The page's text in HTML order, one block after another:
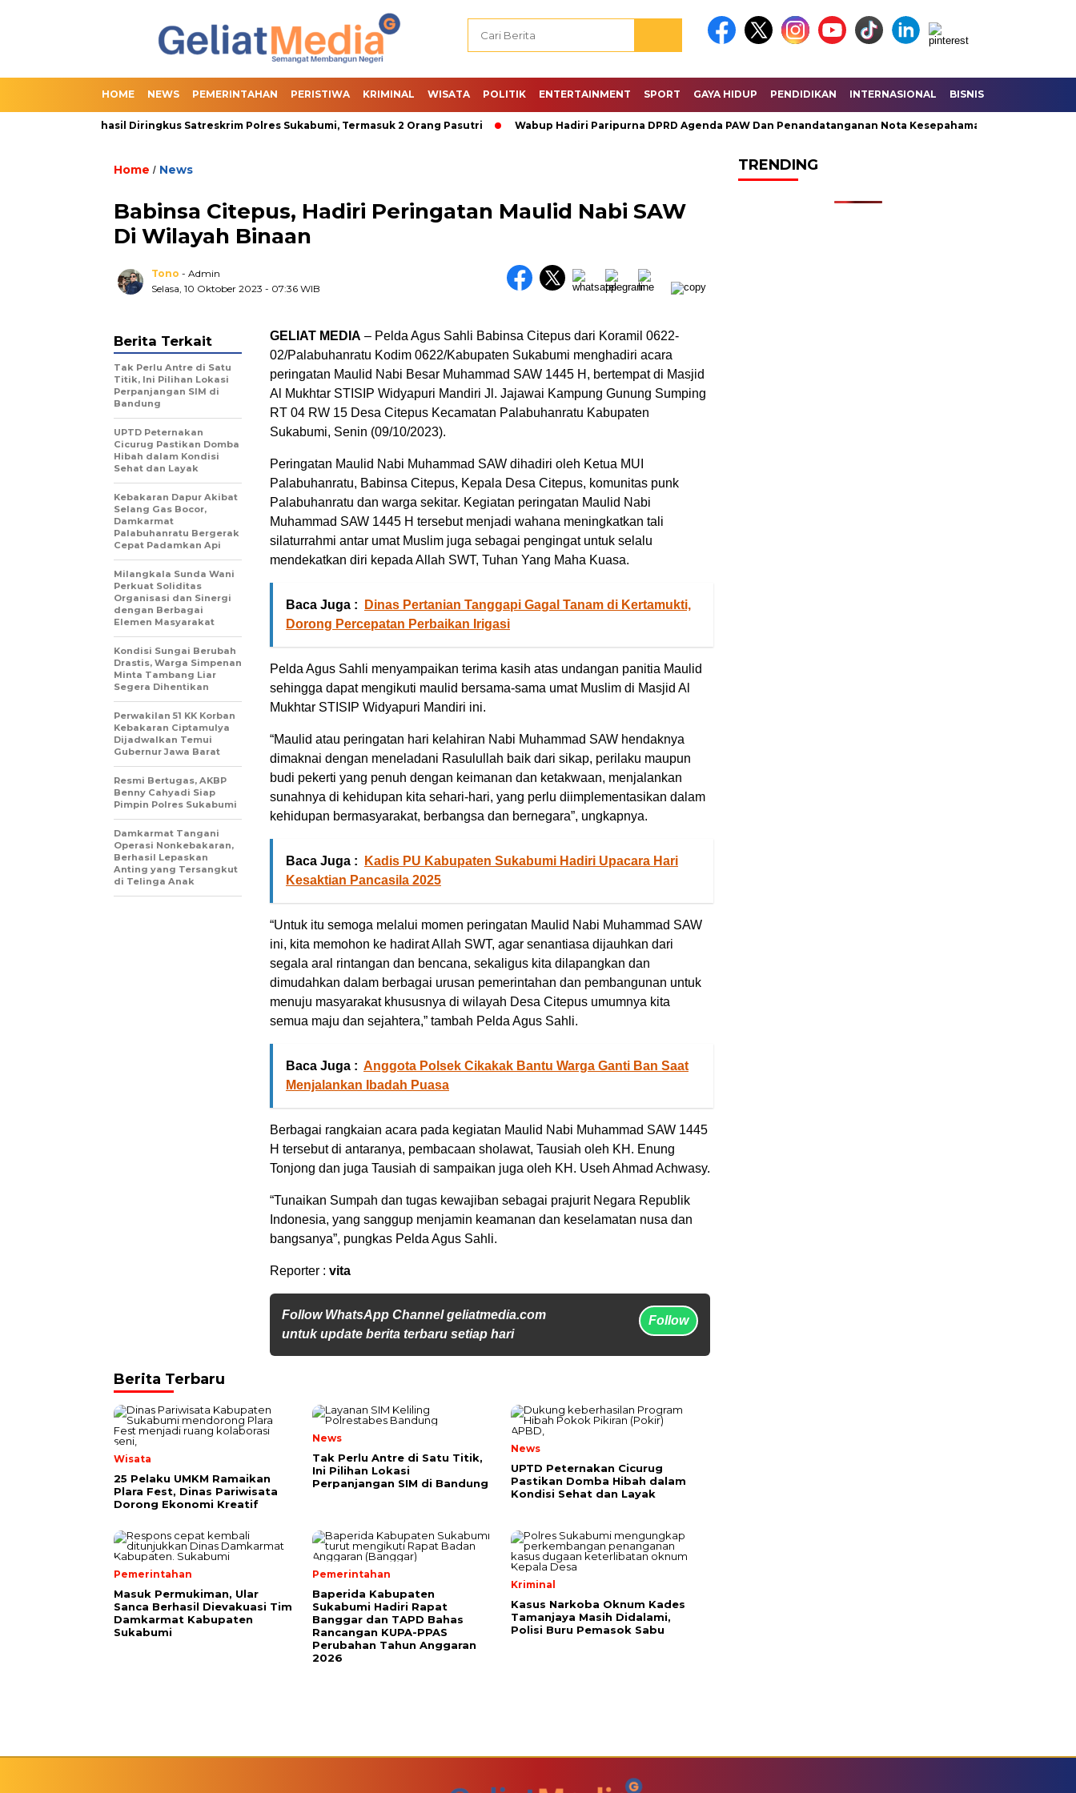
HOME NEWS PEMERINTAHAN PERISTIWA KRIMINAL WISATA POLITIK ENTERTAINMENT SPORT GAYA HIDUP PENDIDIKAN INTERNASIONAL BISNIS
Slot Berhasil Diringkus Satreskrim Polres Sukabumi, Termasuk 2 Orang Pasutri Wabup Hadiri Paripurna DPRD Agenda PAW Dan Penandatanganan Nota Kesepahaman KUA – PPAS
Home / News
Babinsa Citepus, Hadiri Peringatan Maulid Nabi SAW
Di Wilayah Binaan
Tono - Admin
Selasa, 10 Oktober 2023 - 07:36 WIB
GELIAT MEDIA – Pelda Agus Sahli Babinsa Citepus dari Koramil 0622-
02/Palabuhanratu Kodim 0622/Kabupaten Sukabumi menghadiri acara
peringatan Maulid Nabi Besar Muhammad SAW 1445 H, bertempat di Masjid
Al Mukhtar STISIP Widyapuri Mandiri Jl. Jajawai Kampung Gunung Sumping
RT 04 RW 15 Desa Citepus Kecamatan Palabuhanratu Kabupaten
Sukabumi, Senin (09/10/2023).
Peringatan Maulid Nabi Muhammad SAW dihadiri oleh Ketua MUI
Palabuhanratu, Babinsa Citepus, Kepala Desa Citepus, komunitas punk
Palabuhanratu dan warga sekitar. Kegiatan peringatan Maulid Nabi
Muhammad SAW 1445 H tersebut menjadi wahana meningkatkan tali
silaturrahmi antar umat Muslim juga sebagai pengingat untuk selalu
mendekatkan diri kepada Allah SWT, Tuhan Yang Maha Kuasa.
Baca Juga :
Dinas Pertanian Tanggapi Gagal Tanam di Kertamukti,
Dorong Percepatan Perbaikan Irigasi
Pelda Agus Sahli menyampaikan terima kasih atas undangan panitia Maulid
sehingga dapat mengikuti maulid bersama-sama umat Muslim di Masjid Al
Mukhtar STISIP Widyapuri Mandiri ini.
“Maulid atau peringatan hari kelahiran Nabi Muhammad SAW hendaknya
dimaknai dengan meneladani Rasulullah baik dari sikap, perilaku maupun
budi pekerti yang penuh dengan keimanan dan ketakwaan, menjalankan
sunahnya di kehidupan kita sehari-hari, yang perlu diimplementasikan dalam
kehidupan bermasyarakat, berbangsa dan bernegara”, ungkapnya.
Baca Juga :
Kadis PU Kabupaten Sukabumi Hadiri Upacara Hari
Kesaktian Pancasila 2025
“Untuk itu semoga melalui momen peringatan Maulid Nabi Muhammad SAW
ini, kita memohon ke hadirat Allah SWT, agar senantiasa dijauhkan dari
segala aral rintangan dan bencana, sekaligus kita dilapangkan dan
dimudahkan dalam berbagai urusan pemerintahan dan pembangunan untuk
menuju masyarakat khususnya di wilayah Desa Citepus umumnya kita
semua maju dan sejahtera,” tambah Pelda Agus Sahli.
Baca Juga : Anggota Polsek Cikakak Bantu Warga Ganti Ban Saat
Menjalankan Ibadah Puasa
Berbagai rangkaian acara pada kegiatan Maulid Nabi Muhammad SAW 1445
H tersebut di antaranya, pembacaan sholawat, Tausiah oleh KH. Enung
Tonjong dan juga Tausiah di sampaikan juga oleh KH. Useh Ahmad Achwasy.
“Tunaikan Sumpah dan tugas kewajiban sebagai prajurit Negara Republik
Indonesia, yang sanggup menjamin keamanan dan keselamatan nusa dan
bangsanya”, pungkas Pelda Agus Sahli.
Reporter : vita
Follow WhatsApp Channel geliatmedia.com
untuk update berita terbaru setiap hari
Follow
Berita Terkait
Tak Perlu Antre di Satu
Titik, Ini Pilihan Lokasi
Perpanjangan SIM di
Bandung
UPTD Peternakan
Cicurug Pastikan Domba
Hibah dalam Kondisi
Sehat dan Layak
Kebakaran Dapur Akibat
Selang Gas Bocor,
Damkarmat
Palabuhanratu Bergerak
Cepat Padamkan Api
Milangkala Sunda Wani
Perkuat Soliditas
Organisasi dan Sinergi
dengan Berbagai
Elemen Masyarakat
Kondisi Sungai Berubah
Drastis, Warga Simpenan
Minta Tambang Liar
Segera Dihentikan
Perwakilan 51 KK Korban
Kebakaran Ciptamulya
Dijadwalkan Temui
Gubernur Jawa Barat
Resmi Bertugas, AKBP
Benny Cahyadi Siap
Pimpin Polres Sukabumi
Damkarmat Tangani
Operasi Nonkebakaran,
Berhasil Lepaskan
Anting yang Tersangkut
di Telinga Anak
Berita Terbaru
Wisata
25 Pelaku UMKM Ramaikan
Plara Fest, Dinas Pariwisata
Dorong Ekonomi Kreatif
News
Tak Perlu Antre di Satu Titik,
Ini Pilihan Lokasi
Perpanjangan SIM di Bandung
News
UPTD Peternakan Cicurug
Pastikan Domba Hibah dalam
Kondisi Sehat dan Layak
Pemerintahan
Masuk Permukiman, Ular
Sanca Berhasil Dievakuasi Tim
Damkarmat Kabupaten
Sukabumi
Pemerintahan
Baperida Kabupaten
Sukabumi Hadiri Rapat
Banggar dan TAPD Bahas
Rancangan KUPA-PPAS
Perubahan Tahun Anggaran
2026
Kriminal
Kasus Narkoba Oknum Kades
Tamanjaya Masih Didalami,
Polisi Buru Pemasok Sabu
TRENDING